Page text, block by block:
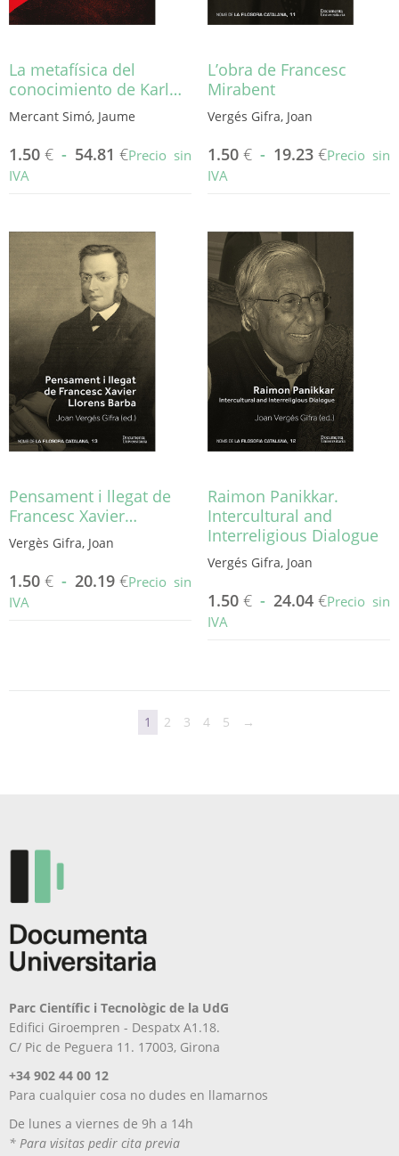
página
de
La metafísica del
conocimiento de Karl…
Mercant Simó, Jaume
1.50 € - 54.81 €Precio sin
IVA
tiene
variantes.
opciones
pueden
elegir
en
la
página
de
L’obra de Francesc
Mirabent
Vergés Gifra, Joan
1.50 €- 19.23 €Precio sin
IVA
tiene
múltiples
variantes.
Las
opciones
se
elegir
en
página
de
Pensament i llegat de
Francesc Xavier…
Vergès Gifra, Joan
1.50 € - 20.19 €Precio sin
IVA
producto
Raimon Panikkar.
Intercultural and
Interreligious Dialogue
Vergés Gifra, Joan
1.50 €- 24.04 €Precio sin
IVA
variantes.
1 2 3 4 5 →
Parc Científic i Tecnològic de la UdG
Edifici Giroempren - Despatx A1.18.
C/ Pic de Peguera 11. 17003, Girona
+34 902 44 00 12
Para cualquier cosa no dudes en llamarnos
De lunes a viernes de 9h a 14h
* Para visitas pedir cita previa